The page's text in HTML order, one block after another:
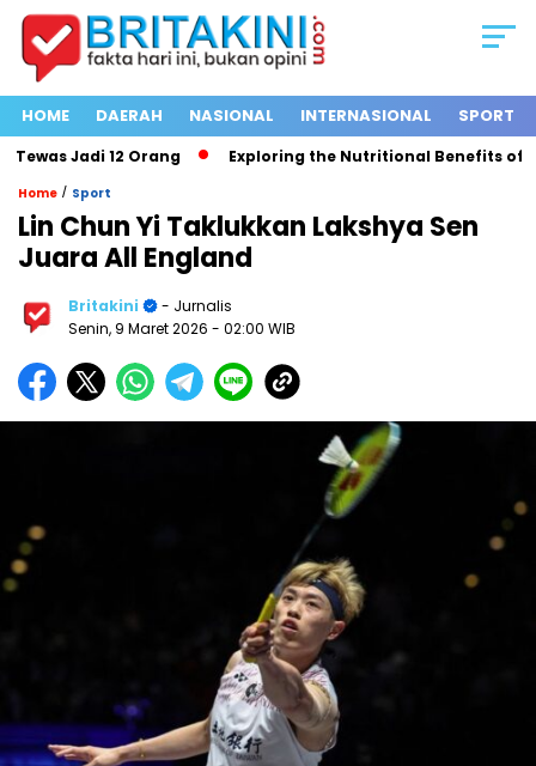
HOME DAERAH NASIONAL INTERNASIONAL SPORT
Jadi 12 Orang Exploring the Nutritional Benefits of
Home / Sport
Lin Chun Yi Taklukkan Lakshya Sen
Juara All England
Britakini
- Jurnalis
Senin, 9 Maret 2026 - 02:00 WIB